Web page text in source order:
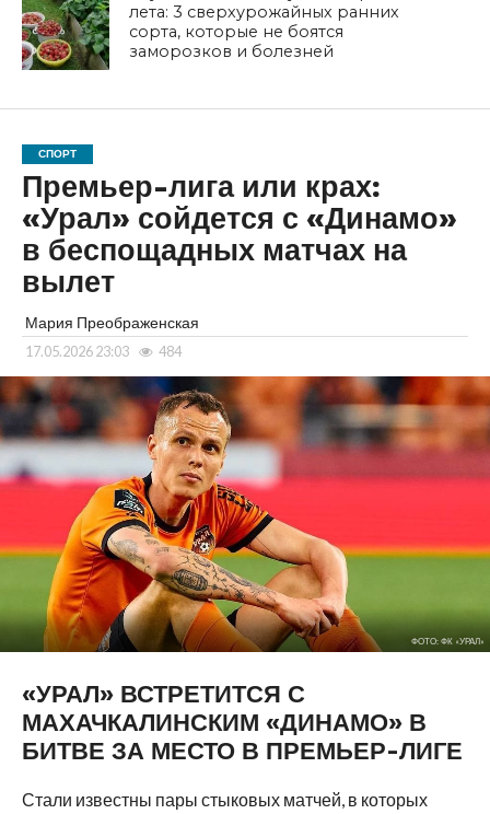
лета: 3 сверхурожайных ранних
сорта, которые не боятся
заморозков и болезней
СПОРТ
Премьер-лига или крах:
«Урал» сойдется с «Динамо»
в беспощадных матчах на
вылет
Мария Преображенская
17.05.2026 23:03 484
ФОТО: ФК «УРАЛ»
«УРАЛ» ВСТРЕТИТСЯ С
МАХАЧКАЛИНСКИМ «ДИНАМО» В
БИТВЕ ЗА МЕСТО В ПРЕМЬЕР-ЛИГЕ
Стали известны пары стыковых матчей, в которых